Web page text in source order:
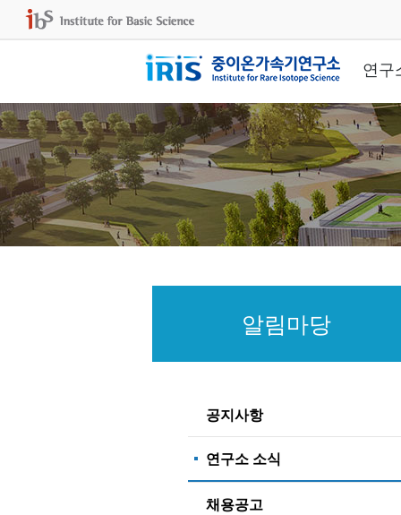
연구
알림마당
공지사항
연구소 소식
채용공고